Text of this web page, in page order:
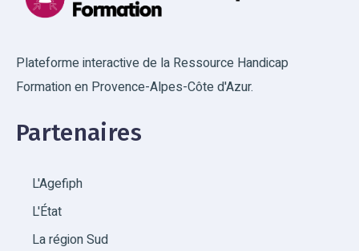
Plateforme interactive de la Ressource Handicap
Formation en Provence-Alpes-Côte d'Azur.
Partenaires
L'Agefiph
L'État
La région Sud